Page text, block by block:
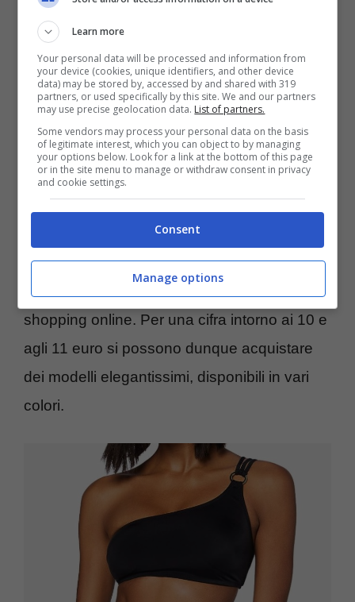
Una bellissima notizia per le donne che
hanno intenzione di acquistare dei nuovi top
monospalla: su Amazon infatti,i modelli Iris
meno del prezzo di listino
incredibile che rende ancora più appetibili
questi prodotti per i clienti che intendono fare
shopping online. Per una cifra intorno ai 10 e
agli 11 euro si possono dunque acquistare
dei modelli elegantissimi, disponibili in vari
colori.
Learn more
Your personal data will be processed and information from
your device (cookies, unique identifiers, and other device
data) may be stored by, accessed by and shared with 319
partners, or used specifically by this site. We and our partners
may use precise geolocation data. List of partners.
Some vendors may process your personal data on the basis
of legitimate interest, which you can object to by managing
your options below. Look for a link at the bottom of this page
or in the site menu to manage or withdraw consent in privacy
and cookie settings.
Consent
Manage options